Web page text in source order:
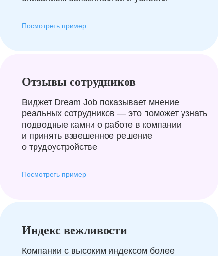
Посмотреть пример
Отзывы сотрудников
Виджет Dream Job показывает мнение
реальных сотрудников — это поможет узнать
подводные камни о работе в компании
и принять взвешенное решение
о трудоустройстве
Посмотреть пример
Индекс вежливости
Компании с высоким индексом более